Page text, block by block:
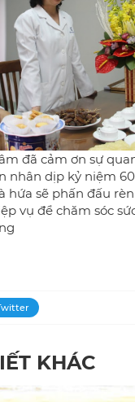
đã cảm ơn sự
nhân dịp kỷ niệm
hứa sẽ phấn đấu
vụ để chăm sóc
KHÁC